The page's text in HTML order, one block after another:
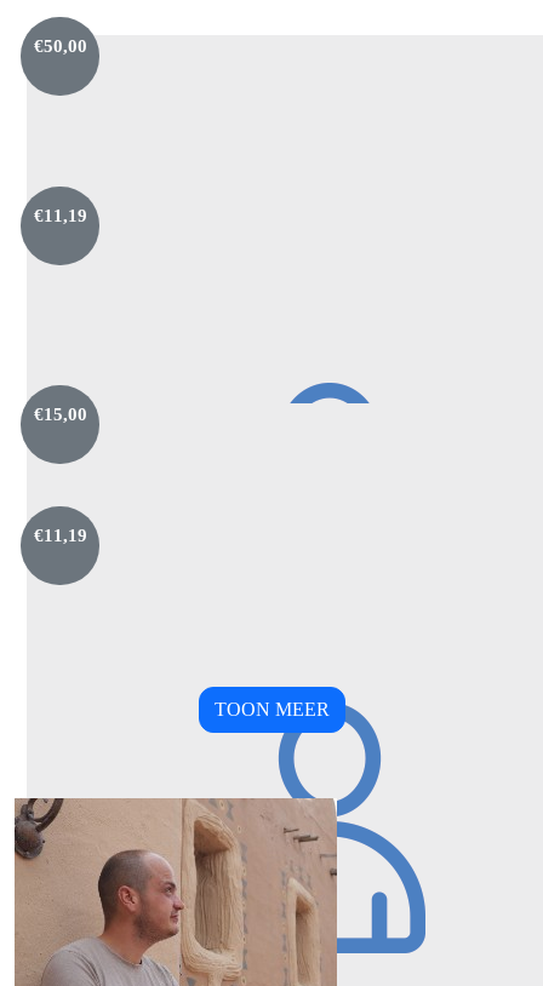
€50,00
Francis Pijnenburg
Succes lieverd kus papa en mamma
€11,19
Diana Hounjet
Zet hem op jij kan dit❤️ en een fantastisch doel❤️
€15,00
€11,19
TOON MEER
Our Team Members